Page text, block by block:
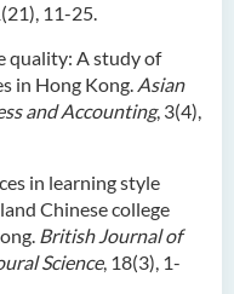
11-25.
quality: A study of
in Hong Kong. Asian
and Accounting, 3(4),
in learning style
Chinese college
British Journal of
Science, 18(3), 1-